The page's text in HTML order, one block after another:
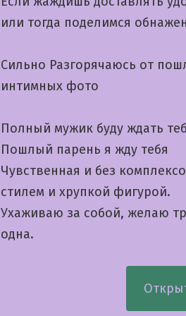
или тогда поделимся
Сильно Разгорячаюсь от
интимных фото
Полный мужик буду ждать
Пошлый парень я жду тебя
Чувственная и без
стилем и хрупкой фигурой.
Ухаживаю за собой, желаю
одна.